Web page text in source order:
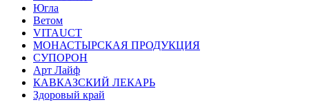
Югла
Ветом
VITAUCT
МОНАСТЫРСКАЯ ПРОДУКЦИЯ
СУПОРОН
Арт Лайф
КАВКАЗСКИЙ ЛЕКАРЬ
Здоровый край